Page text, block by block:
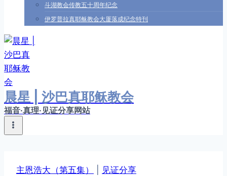
斗湖教会传教五十周年纪念
伊罗普拉真耶稣教会大厦落成纪念特刊
晨星 | 沙巴真耶稣教会
福音·真理·见证分享网站
主恩浩大（第五集） 见证分享